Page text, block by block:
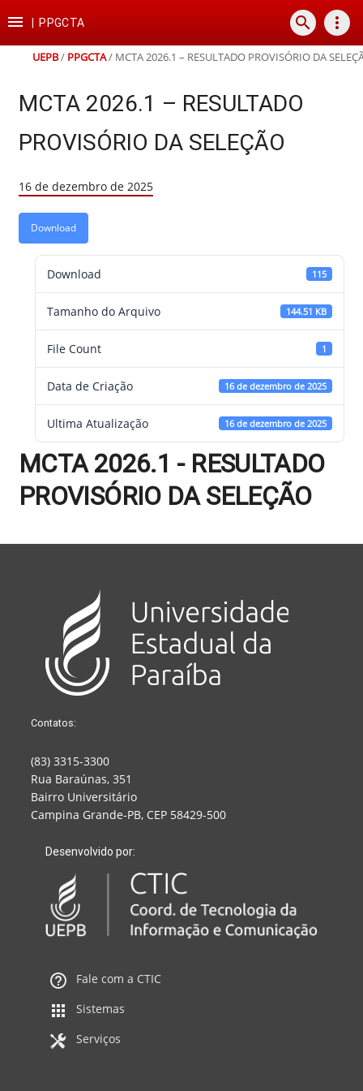
para
conteúdo
para
para
para
rodapé
 PPGCTA search more_vert
UEPB/ PPGCTA/ MCTA 2026.1 – RESULTADO PROVISÓRIO DA
MCTA 2026.1 – RESULTADO
PROVISÓRIO DA SELEÇÃO
16 de dezembro de 2025
Download
Download 115
Tamanho do Arquivo 144.51 KB
File Count 1
Data de Criação 16 de dezembro de 2025
Ultima Atualização 16 de dezembro de 2025
MCTA 2026.1 - RESULTADO
PROVISÓRIO DA SELEÇÃO
Contatos:
(83) 3315-3300
Rua Baraúnas, 351
Bairro Universitário
Campina Grande-PB, CEP 58429-500
Desenvolvido por:
Fale com a CTIC
Sistemas
Serviços